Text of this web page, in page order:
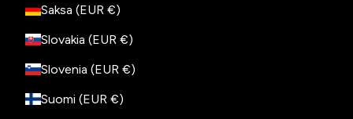
Saksa (EUR €)
Slovakia (EUR €)
Slovenia (EUR €)
Suomi (EUR €)